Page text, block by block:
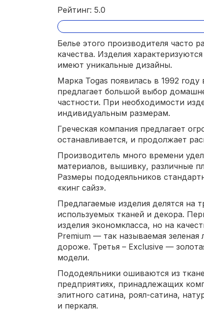
Рейтинг: 5.0
Белье этого производителя часто
качества. Изделия
имеют уникальные дизайны.
Марка Togas появилась в 1992
предлагает большой выбор
частности. При необходимости
индивидуальным размерам.
Греческая компания предлагает
останавливается, и продолжает
Производитель много времени
материалов, вышивку, различные
Размеры пододеяльников
«кинг сайз».
Предлагаемые изделия делятся на
используемых тканей и декора.
изделия экономкласса, но на
Premium — так называемая
дороже. Третья – Exclusive —
модели.
Пододеяльники ошиваются из
предприятиях, принадлежащих
элитного сатина, роял-сатина,
и перкаля.